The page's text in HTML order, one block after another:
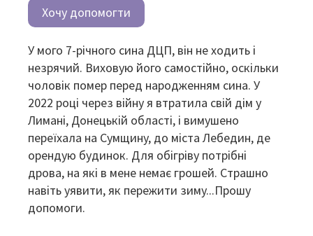
Хочу допомогти
У мого 7-річного сина ДЦП, він не ходить і
незрячий. Виховую його самостійно, оскільки
чоловік помер перед народженням сина. У
2022 році через війну я втратила свій дім у
Лимані, Донецькій області, і вимушено
переїхала на Сумщину, до міста Лебедин, де
орендую будинок. Для обігріву потрібні
дрова, на які в мене немає грошей. Страшно
навіть уявити, як пережити зиму...Прошу
допомоги.